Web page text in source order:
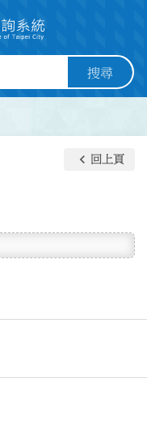
搜尋
keyboard_arrow_left 回上頁